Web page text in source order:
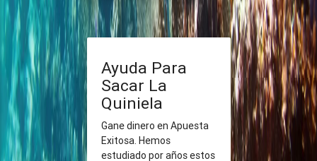
Ayuda Para
Sacar La
Quiniela
Gane dinero en Apuesta
Exitosa. Hemos
estudiado por años estos